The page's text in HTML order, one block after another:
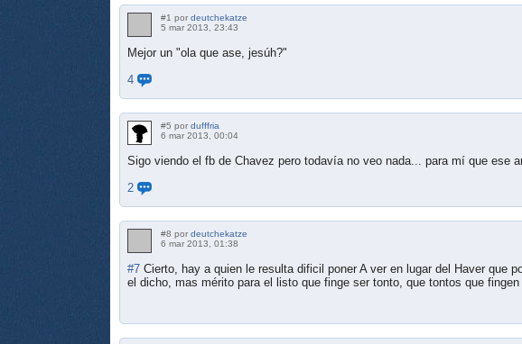
#1 por deutchekatze
5 mar 2013, 23:43
Mejor un "ola que ase, jesúh?"
4
#5 por dufffria
6 mar 2013, 00:04
Sigo viendo el fb de Chavez pero todavía no veo nada... para mí que ese
2
#8 por deutchekatze
6 mar 2013, 01:38
#7 Cierto, hay a quien le resulta dificil poner A ver en lugar del Haver que
el dicho, mas mérito para el listo que finge ser tonto, que tontos que